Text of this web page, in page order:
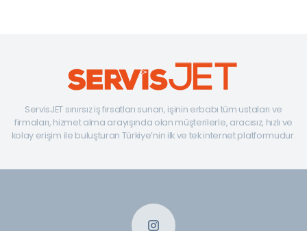
ServisJET sınırsız iş fırsatları sunan, işinin erbabı tüm ustaları ve
firmaları, hizmet alma arayışında olan müşterilerle, aracısız, hızlı ve
kolay erişim ile buluşturan Türkiye’nin ilk ve tek internet platformudur.